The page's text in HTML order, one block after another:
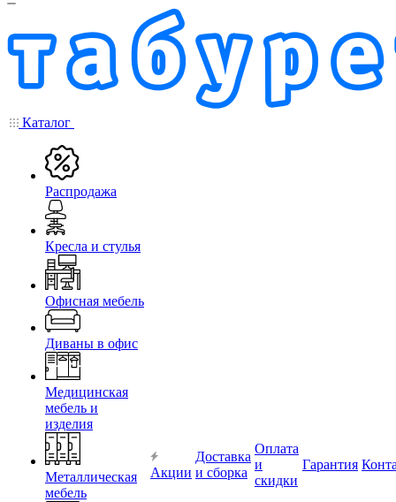
Каталог
Распродажа
Кресла и стулья
Офисная мебель
Диваны в офис
Медицинская
мебель и
изделия
Металлическая
мебель
Акции
Доставка
и сборка
Оплата
и
скидки
Гарантия